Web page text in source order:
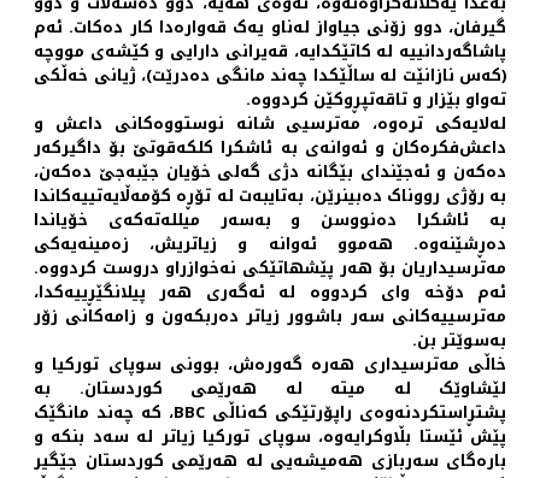
گیرفان، دوو زۆنی جیاواز لەناو یەک قەوارەدا کار دەکات. ئەم
پاشاگەردانییە لە کاتێکدایە، قەیرانی دارایی و کێشەی مووچە
(کەس نازانێت لە ساڵێکدا چەند مانگی دەدرێت)، ژیانی خەڵکی
تەواو بێزار و تاقەتپڕوکێن کردووە.
لەلایەکی ترەوە، مەترسیی شانە نوستووەکانی داعش و
داعش‌فکرەکان و ئەوانەی بە ئاشکرا کلکەقوتێ بۆ داگیرکەر
دەکەن و ئەجێندای بێگانە دژی گەلی خۆیان جێبەجێ دەکەن،
بە رۆژی رووناک دەبینرێن، بەتایبەت لە تۆڕە کۆمەڵایەتییەکاندا
بە ئاشکرا دەنووسن و بەسەر میللەتەکەی خۆیاندا
دەڕشێنەوە. هەموو ئەوانە و زیاتریش، زەمینەیەکی
مەترسیداریان بۆ هەر پێشهاتێکی نەخوازراو دروست کردووە.
ئەم دۆخە وای کردووە لە ئەگەری هەر پیلانگێڕییەکدا،
مەترسییەکانی سەر باشوور زیاتر دەربکەون و زامەکانی زۆر
بەسوێتر بن.
خاڵی مەترسیداری هەرە گەورەش، بوونی سوپای تورکیا و
لێشاوێک لە میتە لە هەرێمی کوردستان. بە
پشتڕاستکردنەوەی راپۆرتێکی کەناڵی BBC، کە چەند مانگێک
پێش ئێستا بڵاوکرایەوە، سوپای تورکیا زیاتر لە سەد بنکە و
بارەگای سەربازی هەمیشەیی لە هەرێمی کوردستان جێگیر